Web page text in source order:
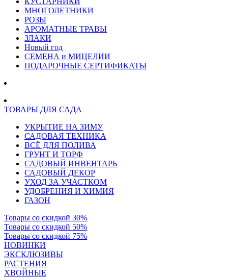
МНОГОЛЕТНИКИ
РОЗЫ
АРОМАТНЫЕ ТРАВЫ
ЗЛАКИ
Новый год
СЕМЕНА и МИЦЕЛИИ
ПОДАРОЧНЫЕ СЕРТИФИКАТЫ
ТОВАРЫ ДЛЯ САДА
УКРЫТИЕ НА ЗИМУ
САДОВАЯ ТЕХНИКА
ВСЁ ДЛЯ ПОЛИВА
ГРУНТ И ТОРФ
САДОВЫЙ ИНВЕНТАРЬ
САДОВЫЙ ДЕКОР
УХОД ЗА УЧАСТКОМ
УДОБРЕНИЯ И ХИМИЯ
ГАЗОН
Товары со скидкой 30%
Товары со скидкой 50%
Товары со скидкой 75%
НОВИНКИ
ЭКСКЛЮЗИВЫ
РАСТЕНИЯ
ХВОЙНЫЕ